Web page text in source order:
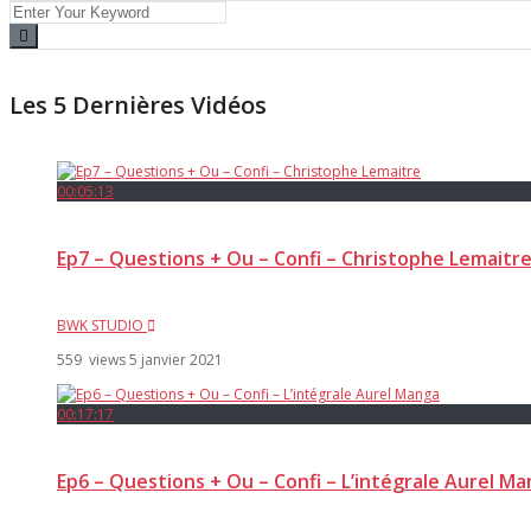
Les 5 Dernières Vidéos
00:05:13
Ep7 – Questions + Ou – Confi – Christophe Lemaitre
BWK STUDIO
559 views5 janvier 2021
00:17:17
Ep6 – Questions + Ou – Confi – L’intégrale Aurel